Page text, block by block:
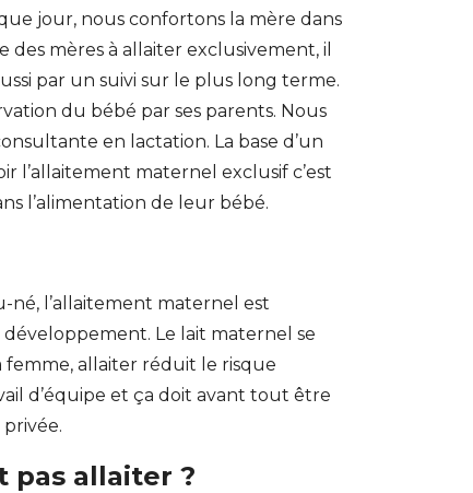
jour, nous confortons la mère dans
mères à allaiter exclusivement, il
par un suivi sur le plus long terme.
du bébé par ses parents. Nous
en lactation. La base d’un
l’allaitement maternel exclusif c’est
l’alimentation de leur bébé.
né, l’allaitement maternel est
Le lait maternel se
femme, allaiter réduit le risque
d’équipe et ça doit avant tout être
pas allaiter ?